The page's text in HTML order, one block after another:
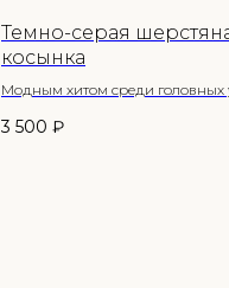
Темно-серая
косынка
Модным хитом среди головных
3 500 ₽